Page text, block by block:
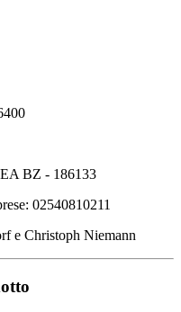
BZ - 186133
02540810211
e Christoph Niemann